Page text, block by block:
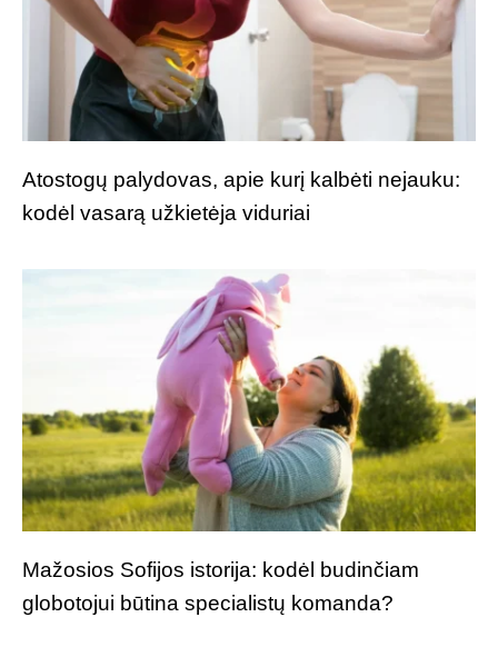
Atostogų palydovas, apie kurį kalbėti nejauku:
kodėl vasarą užkietėja viduriai
Mažosios Sofijos istorija: kodėl budinčiam
globotojui būtina specialistų komanda?